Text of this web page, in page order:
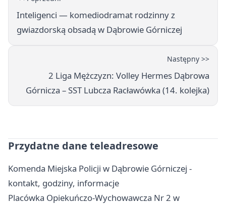
Inteligenci — komediodramat rodzinny z
gwiazdorską obsadą w Dąbrowie Górniczej
Następny >>
2 Liga Mężczyzn: Volley Hermes Dąbrowa
Górnicza – SST Lubcza Racławówka (14. kolejka)
Przydatne dane teleadresowe
Komenda Miejska Policji w Dąbrowie Górniczej -
kontakt, godziny, informacje
Placówka Opiekuńczo-Wychowawcza Nr 2 w